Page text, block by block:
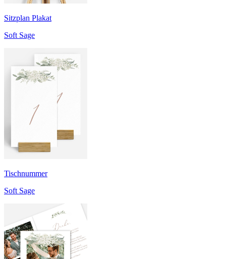
Sitzplan Plakat
Soft Sage
Tischnummer
Soft Sage